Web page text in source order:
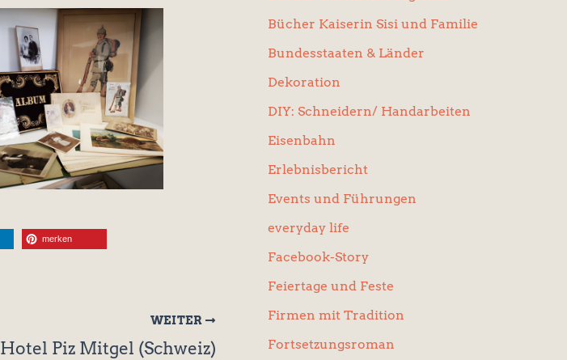
merken
WEITER
Hotel Piz Mitgel (Schweiz)
Bücher Kaiserin Sisi und Familie
Bundesstaaten & Länder
Dekoration
DIY: Schneidern/ Handarbeiten
Eisenbahn
Erlebnisbericht
Events und Führungen
everyday life
Facebook-Story
Feiertage und Feste
Firmen mit Tradition
Fortsetzungsroman